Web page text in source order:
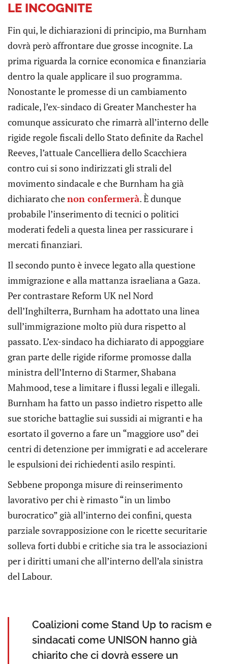
LE INCOGNITE
Fin qui, le dichiarazioni di principio, ma Burnham
dovrà però affrontare due grosse incognite. La
prima riguarda la cornice economica e finanziaria
dentro la quale applicare il suo programma.
Nonostante le promesse di un cambiamento
radicale, l’ex-sindaco di Greater Manchester ha
comunque assicurato che rimarrà all’interno delle
rigide regole fiscali dello Stato definite da Rachel
Reeves, l’attuale Cancelliera dello Scacchiera
contro cui si sono indirizzati gli strali del
movimento sindacale e che Burnham ha già
dichiarato chenon confermerà. È dunque
probabile l’inserimento di tecnici o politici
moderati fedeli a questa linea per rassicurare i
mercati finanziari.
Il secondo punto è invece legato alla questione
immigrazione e alla mattanza israeliana a Gaza.
Per contrastare Reform UK nel Nord
dell’Inghilterra, Burnham ha adottato una linea
sull’immigrazione molto più dura rispetto al
passato. L’ex-sindaco ha dichiarato di appoggiare
gran parte delle rigide riforme promosse dalla
ministra dell’Interno di Starmer, Shabana
Mahmood, tese a limitare i flussi legali e illegali.
Burnham ha fatto un passo indietro rispetto alle
sue storiche battaglie sui sussidi ai migranti e ha
esortato il governo a fare un “maggiore uso” dei
centri di detenzione per immigrati e ad accelerare
le espulsioni dei richiedenti asilo respinti.
Sebbene proponga misure di reinserimento
lavorativo per chi è rimasto “in un limbo
burocratico” già all’interno dei confini, questa
parziale sovrapposizione con le ricette securitarie
solleva forti dubbi e critiche sia tra le associazioni
per i diritti umani che all’interno dell’ala sinistra
del Labour.
Coalizioni come Stand Up to racism e
sindacati come UNISON hanno già
chiarito che ci dovrà essere un